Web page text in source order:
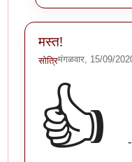
मस्त!
सोत्रिमंगळवार, 15/09/
👍